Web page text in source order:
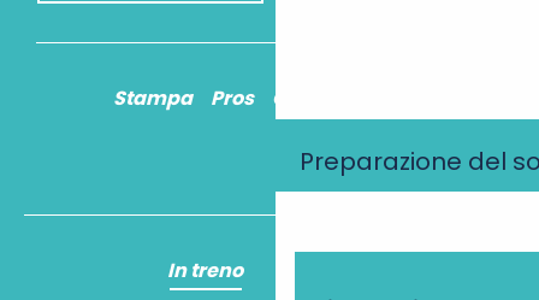
Preparazione del
Stampa Pros Come ci arrivo?
In treno